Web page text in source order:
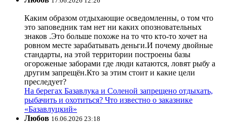
Каким образом отдыхающие осведомленны, о том что
это заповедник там нет ни каких опозновательных
знаков .Это больше похоже на то что кто-то хочет на
ровном месте зарабатывать деньги.И почему двойные
стандарты, на этой территории построены базы
огороженые заборами где люди катаются, ловят рыбу а
другим запрещён.Кто за этим стоит и какие цели
преследует?
На берегах Базавлука и Соленой запрещено отдыхать,
рыбачить и охотиться? Что известно о заказнике
«Базавлуцкий»
Любов 16.06.2026 23:18